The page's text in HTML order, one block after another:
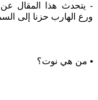
- يتحدث هذا المقال
ورع الهارب حزنا إلى
• من هي نوت؟